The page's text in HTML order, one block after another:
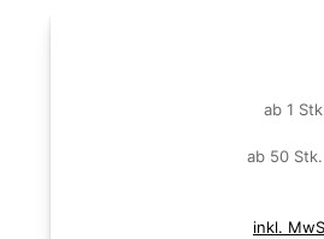
ab 1
ab 50 Stk.
inkl.